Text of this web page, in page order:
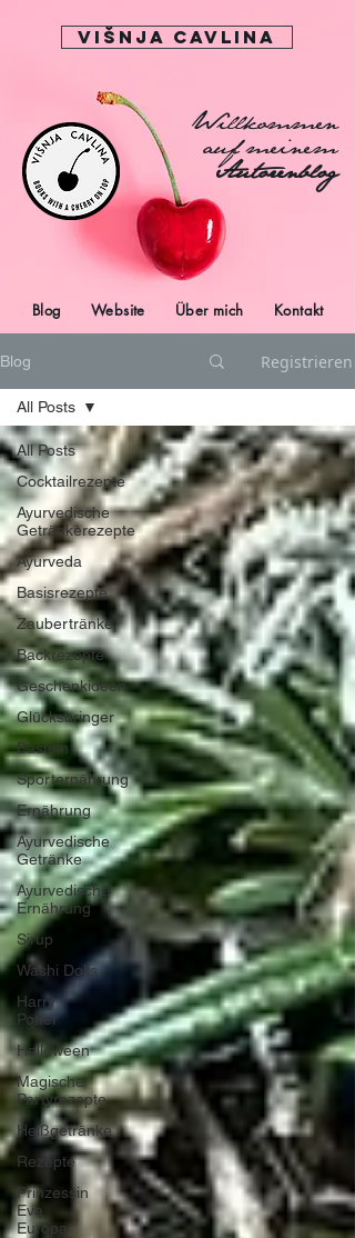
Višnja Cavlina
Willkommen
auf meinem
Autorenblog
Blog Website Über mich Kontakt
Blog Registrieren
All Posts
Cocktailrezepte
Ayurvedische
Getränkerezepte
Ayurveda
Basisrezepte
Zaubertränke
Backrezepte
Geschenkideen
Glücksbringer
Basteln
Sporternährung
Ernährung
Ayurvedische
Getränke
Ayurvedische
Ernährung
Sirup
Washi Dolls
Harry
Potter
Halloween
Magische
Partyrezepte
Heißgetränke
Rezepte
Prinzessin
Eva
Europa
All Posts